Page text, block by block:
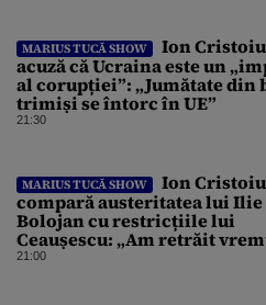
MARIUS TUCĂ SHOW
Ion Cristoiu
acuză că Ucraina este un
al corupției”: „Jumătate din
trimiși se întorc în UE”
21:30
MARIUS TUCĂ SHOW
Ion Cristoiu
compară austeritatea lui Ilie
Bolojan cu restricțiile lui
Ceaușescu: „Am retrăit
tinereții”
21:00